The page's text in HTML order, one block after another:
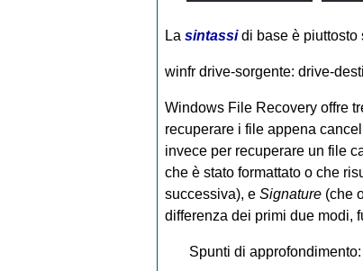
La sintassidi base è piuttosto
winfr drive-sorgente: drive-
Windows File Recovery offre
recuperare i file appena
invece per recuperare un file
che è stato formattato o che
successiva), e Signature(che
differenza dei primi due modi,
Spunti di approfondimento: